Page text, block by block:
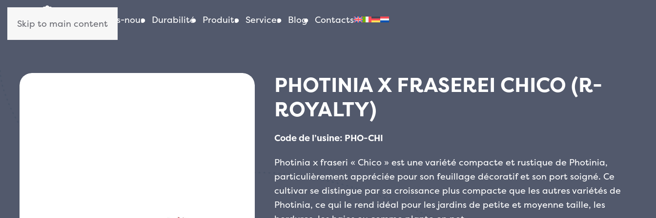
Skip to main contentQui sommes-nous Durabilité Produits Services Blog Contacts
PHOTINIA X FRASEREI CHICO (R-
ROYALTY)
Code de l’usine: PHO-CHI
Photinia x fraseri « Chico » est une variété compacte et rustique de Photinia,
particulièrement appréciée pour son feuillage décoratif et son port soigné. Ce
cultivar se distingue par sa croissance plus compacte que les autres variétés de
Photinia, ce qui le rend idéal pour les jardins de petite et moyenne taille, les